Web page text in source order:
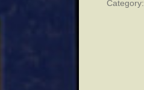
Category: